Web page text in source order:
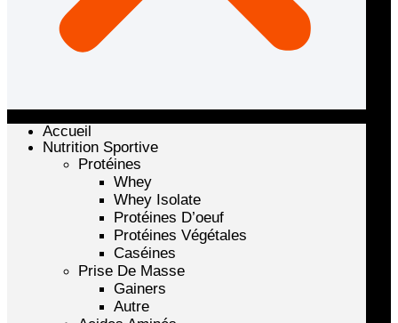
Accueil
Nutrition Sportive
Protéines
Whey
Whey Isolate
Protéines D’oeuf
Protéines Végétales
Caséines
Prise De Masse
Gainers
Autre